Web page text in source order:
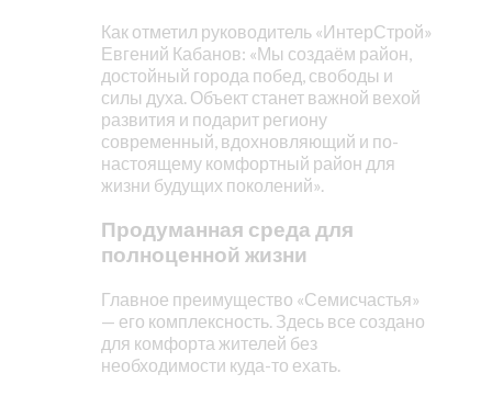
Как отметил руководитель «ИнтерСтрой»
Евгений Кабанов: «Мы создаём район,
достойный города побед, свободы и
силы духа. Объект станет важной вехой
развития и подарит региону
современный, вдохновляющий и по-
настоящему комфортный район для
жизни будущих поколений».
Продуманная среда для
полноценной жизни
Главное преимущество «Семисчастья»
— его комплексность. Здесь все создано
для комфорта жителей без
необходимости куда-то ехать.